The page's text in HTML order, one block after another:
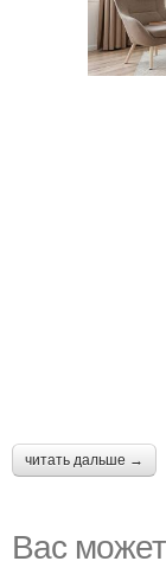
читать дальше →
Вас